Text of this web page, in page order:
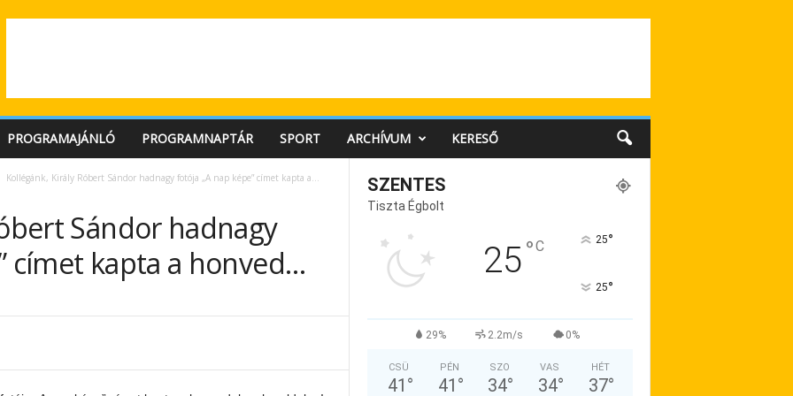
PROGRAMAJÁNLÓ PROGRAMNAPTÁR SPORT ARCHÍVUM KERESŐ
Kollégánk, Király Róbert Sándor hadnagy fotója „A nap képe” címet kapta a...
Sándor hadnagy
címet kapta a honved…
SZENTES
Tiszta Égbolt
25°C 25°
25°
29% 2.2m/s 0%
CSÜ
41 °
PÉN
41 °
SZO
34°
VAS
34°
HÉT
37°